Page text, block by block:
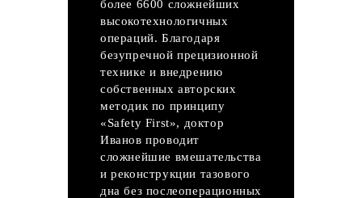
более 6600 сложнейших
высокотехнологичных
операций. Благодаря
безупречной прецизионной
технике и внедрению
собственных авторских
методик по принципу
«Safety First», доктор
Иванов проводит
сложнейшие вмешательства
и реконструкции тазового
дна без послеоперационных